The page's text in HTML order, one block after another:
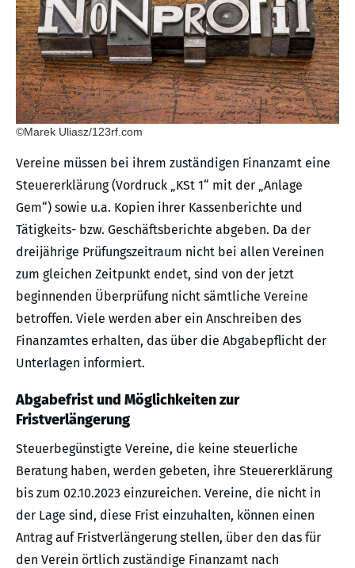
©Marek Uliasz/123rf.com
Vereine müssen bei ihrem zuständigen Finanzamt eine
Steuererklärung (Vordruck „KSt 1“ mit der „Anlage
Gem“) sowie u.a. Kopien ihrer Kassenberichte und
Tätigkeits- bzw. Geschäftsberichte abgeben. Da der
dreijährige Prüfungszeitraum nicht bei allen Vereinen
zum gleichen Zeitpunkt endet, sind von der jetzt
beginnenden Überprüfung nicht sämtliche Vereine
betroffen. Viele werden aber ein Anschreiben des
Finanzamtes erhalten, das über die Abgabepflicht der
Unterlagen informiert.
Abgabefrist und Möglichkeiten zur
Fristverlängerung
Steuerbegünstigte Vereine, die keine steuerliche
Beratung haben, werden gebeten, ihre Steuererklärung
bis zum 02.10.2023 einzureichen. Vereine, die nicht in
der Lage sind, diese Frist einzuhalten, können einen
Antrag auf Fristverlängerung stellen, über den das für
den Verein örtlich zuständige Finanzamt nach